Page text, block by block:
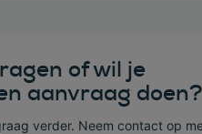
of wil je
aanvraag doen?
verder. Neem contact op